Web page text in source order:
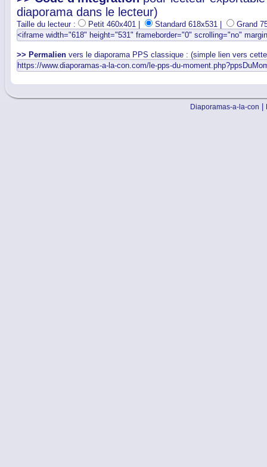
diaporama dans le lecteur)
Taille du lecteur : Petit 460x401 | Standard 618x531 | Grand
>> Permalien vers le diaporama PPS classique : (simple lien vers
Diaporamas-a-la-con